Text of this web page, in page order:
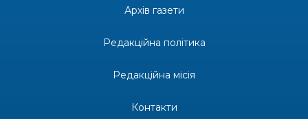
Одна з найяскравіших постатей Бахмута –
професійним святом
Архів газети
Редакційна політика
Редакційна місія
Контакти